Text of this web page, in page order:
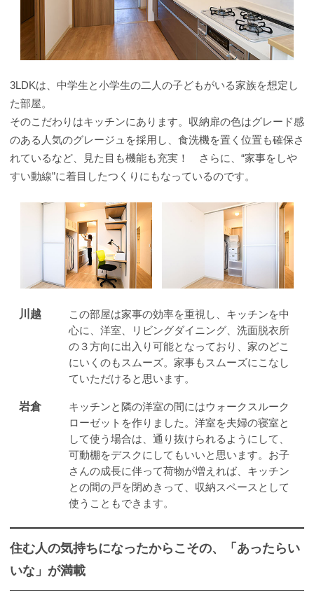
3LDKは、中学生と小学生の二人の子どもがいる家族を想定し
た部屋。
そのこだわりはキッチンにあります。収納扉の色はグレード感
のある人気のグレージュを採用し、食洗機を置く位置も確保さ
れているなど、見た目も機能も充実！ さらに、“家事をしや
すい動線”に着目したつくりにもなっているのです。
川越
この部屋は家事の効率を重視し、キッチンを中
心に、洋室、リビングダイニング、洗面脱衣所
の３方向に出入り可能となっており、家のどこ
にいくのもスムーズ。家事もスムーズにこなし
ていただけると思います。
岩倉
キッチンと隣の洋室の間にはウォークスルーク
ローゼットを作りました。洋室を夫婦の寝室と
して使う場合は、通り抜けられるようにして、
可動棚をデスクにしてもいいと思います。お子
さんの成長に伴って荷物が増えれば、キッチン
との間の戸を閉めきって、収納スペースとして
使うこともできます。
住む人の気持ちになったからこその、「あったらい
いな」が満載